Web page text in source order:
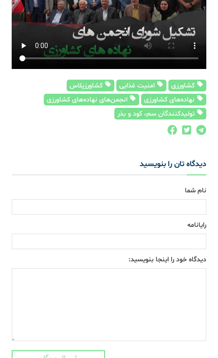
کشاورزی امنیت غذایی
کشاورزپلاس
نهاده‌های کشاورزی
انجمن‌های نهاده‌های کشاورزی
تولیدکنندگان سم، کود و بذر
دیدگاه تان را بنویسید
نام شما
رایانامه
دیدگاه خود را اینجا بنویسید: